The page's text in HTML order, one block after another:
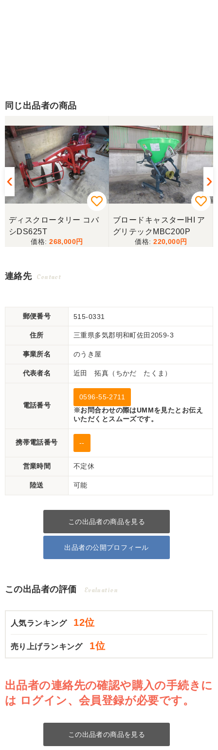
同じ出品者の商品
ディスクロータリー コバ
シDS625T
268,000
ブロードキャスターIHI ア
グリテックMBC200P
220,000
連絡先 Contact
郵便番号 515-0331
住所 三重県多気郡明和町佐田2059-3
事業所名 のうき屋
代表者名 近田 拓真（ちかだ たくま）
電話番号
0596-55-2711
※お問合わせの際はUMMを見たとお伝え
いただくとスムーズです。
携帯電話番号 --
営業時間 不定休
陸送 可能
この出品者の商品を見る
出品者の公開プロフィール
この出品者の評価 Evaluation
人気ランキング 12位
売り上げランキング 1位
出品者の連絡先の確認や購入の手続きに
は ログイン、会員登録が必要です。
この出品者の商品を見る